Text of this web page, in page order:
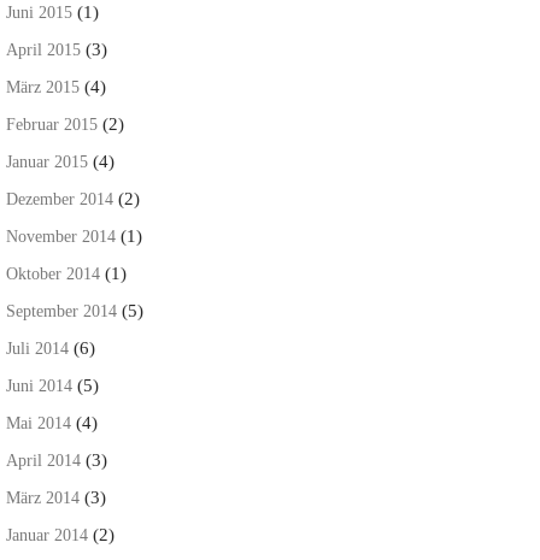
Juni 2015 (1)
April 2015 (3)
März 2015 (4)
Februar 2015 (2)
Januar 2015 (4)
Dezember 2014 (2)
November 2014 (1)
Oktober 2014 (1)
September 2014 (5)
Juli 2014 (6)
Juni 2014 (5)
Mai 2014 (4)
April 2014 (3)
März 2014 (3)
Januar 2014 (2)